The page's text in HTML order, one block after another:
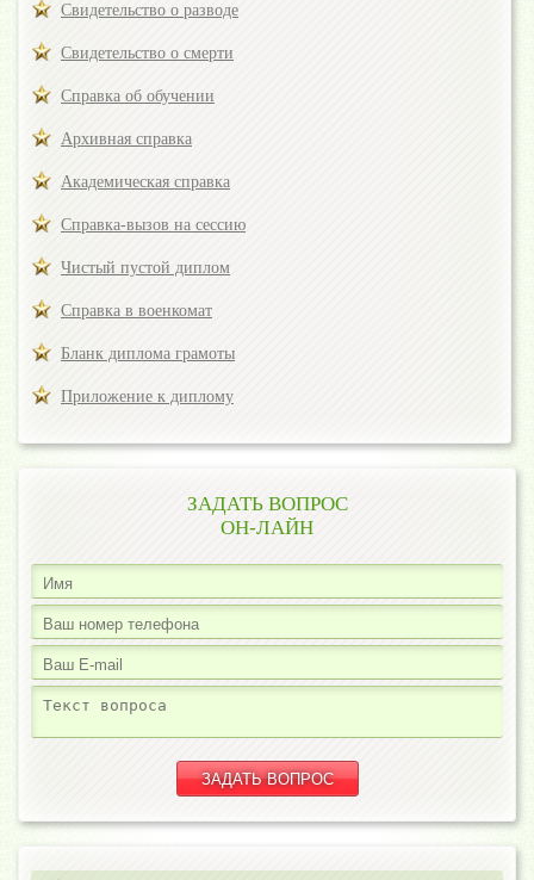
Свидетельство о разводе
Свидетельство о смерти
Справка об обучении
Архивная справка
Академическая справка
Справка-вызов на сессию
Чистый пустой диплом
Справка в военкомат
Бланк диплома грамоты
Приложение к диплому
ЗАДАТЬ ВОПРОС
ОН-ЛАЙН